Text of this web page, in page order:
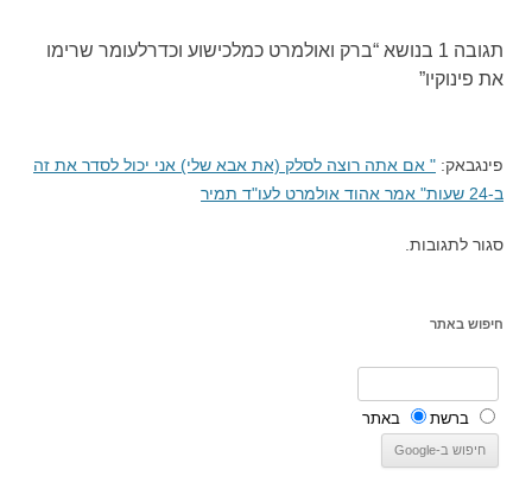
תגובה 1 בנושא “
ברק ואולמרט כמלכישוע וכדרלעומר שרימו
את פינוקיו”
פינגבאק: " אם אתה רוצה לסלק (את אבא שלי) אני יכול לסדר את זה
ב-24 שעות" אמר אהוד אולמרט לעו"ד תמיר
סגור לתגובות.
חיפוש באתר
ברשת באתר